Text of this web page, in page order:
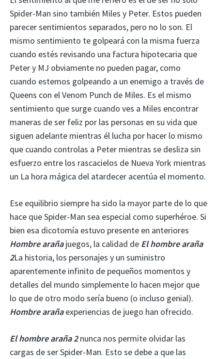
Spider-Man sino también Miles y Peter. Estos pueden
parecer sentimientos separados, pero no lo son. El
mismo sentimiento te golpeará con la misma fuerza
cuando estés revisando una factura hipotecaria que
Peter y MJ obviamente no pueden pagar, como
cuando estemos golpeando a un enemigo a través de
Queens con el Venom Punch de Miles. Es el mismo
sentimiento que surge cuando ves a Miles encontrar
maneras de ser feliz por las personas en su vida que
siguen adelante mientras él lucha por hacer lo mismo
que cuando controlas a Peter mientras se desliza sin
esfuerzo entre los rascacielos de Nueva York mientras
un La hora mágica del atardecer acentúa el momento.
Ese equilibrio siempre ha sido la mayor parte de lo que
hace que Spider-Man sea especial como superhéroe. Si
bien esa dicotomía estuvo presente en anteriores
Hombre arañajuegos, la calidad de El hombre araña
2La historia, los personajes y un suministro
aparentemente infinito de pequeños momentos y
detalles del mundo simplemente lo hacen mejor que
lo que de otro modo sería bueno (o incluso genial).
Hombre arañaexperiencias de juego han ofrecido.
El hombre araña 2nunca nos permite olvidar las
cargas de ser Spider-Man. Esto se debe a que las